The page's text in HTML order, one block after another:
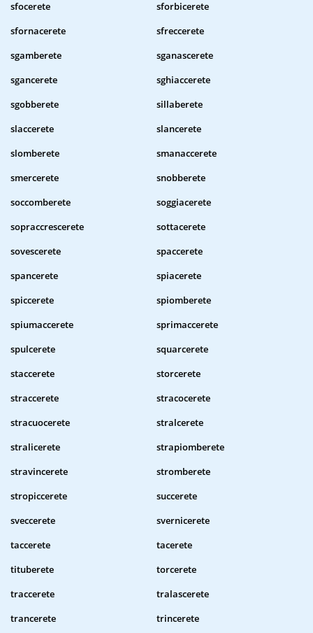
sfocerete
sforbicerete
sfornacerete
sfreccerete
sgamberete
sganascerete
sgancerete
sghiaccerete
sgobberete
sillaberete
slaccerete
slancerete
slomberete
smanaccerete
smercerete
snobberete
soccomberete
soggiacerete
sopraccrescerete
sottacerete
sovescerete
spaccerete
spancerete
spiacerete
spiccerete
spiomberete
spiumaccerete
sprimaccerete
spulcerete
squarcerete
staccerete
storcerete
straccerete
stracocerete
stracuocerete
stralcerete
stralicerete
strapiomberete
stravincerete
stromberete
stropiccerete
succerete
sveccerete
svernicerete
taccerete
tacerete
tituberete
torcerete
traccerete
tralascerete
trancerete
trincerete